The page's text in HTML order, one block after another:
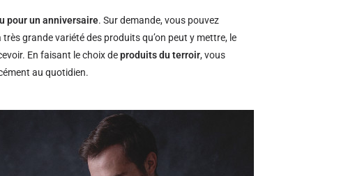
pour un anniversaire. Sur demande, vous pouvez
très grande variété des produits qu’on peut y mettre, le
En faisant le choix deproduits du terroir, vous
au quotidien.